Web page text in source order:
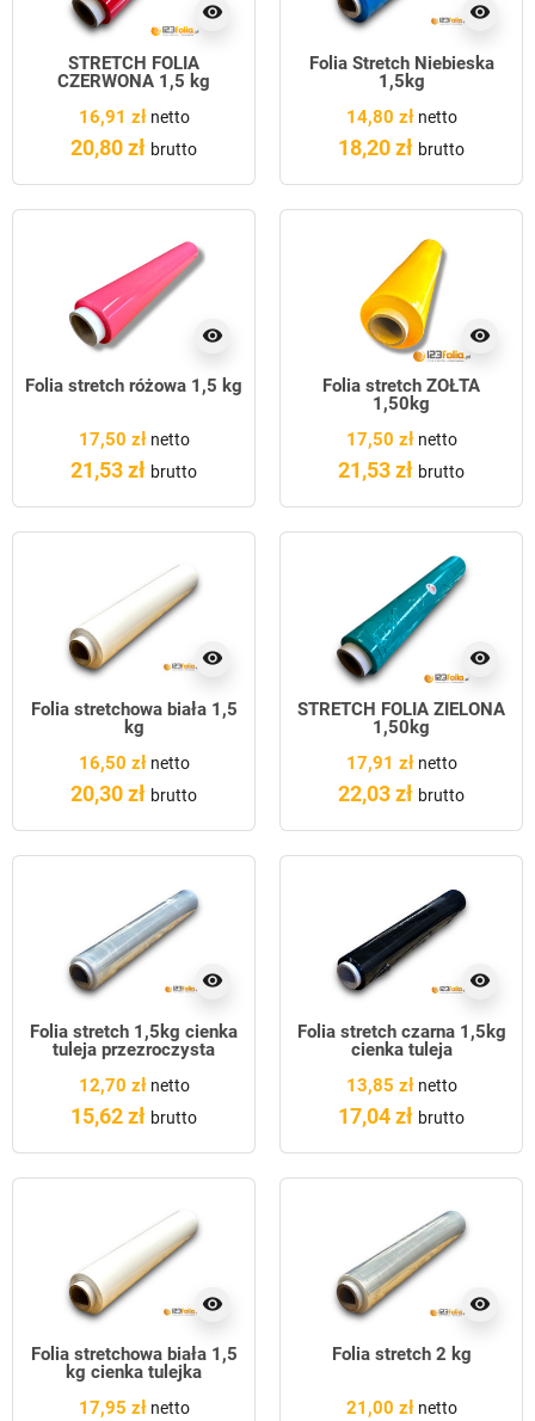
visibility
STRETCH FOLIA
CZERWONA 1,5 kg
16,91 złnetto
20,80 zł brutto
visibility
Folia Stretch Niebieska
1,5kg
14,80 złnetto
18,20 zł brutto
visibility
Folia stretch różowa 1,5 kg
17,50 złnetto
21,53 zł brutto
visibility
Folia stretch ŻÓŁTA
1,50kg
17,50 złnetto
21,53 zł brutto
visibility
Folia stretchowa biała 1,5
kg
16,50 złnetto
20,30 zł brutto
visibility
STRETCH FOLIA ZIELONA
1,50kg
17,91 złnetto
22,03 zł brutto
visibility
Folia stretch 1,5kg cienka
tuleja przezroczysta
12,70 złnetto
15,62 zł brutto
visibility
Folia stretch czarna 1,5kg
cienka tuleja
13,85 złnetto
17,04 zł brutto
visibility
Folia stretchowa biała 1,5
kg cienka tulejka
17,95 złnetto
visibility
Folia stretch 2 kg
21,00 złnetto